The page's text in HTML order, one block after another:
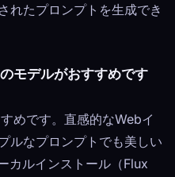
れたプロンプトを生成でき
モデルがおすすめです
めです。直感的なWebイ
ルなプロンプトでも美しい
カルインストール（Flux